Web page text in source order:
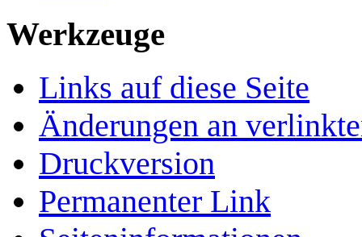
Werkzeuge
Links auf diese Seite
Änderungen an
Druckversion
Permanenter Link